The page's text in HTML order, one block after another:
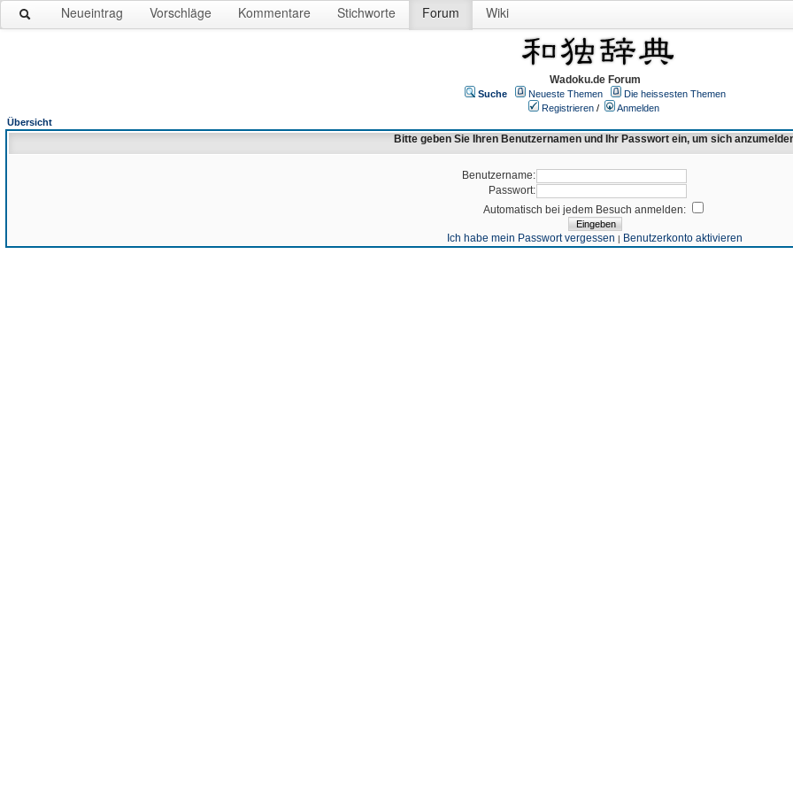
Neueintrag Vorschläge Kommentare Stichworte Forum Wiki
Wadoku.de Forum
Suche Neueste Themen
Die heissesten Themen
Registrieren /
Anmelden
Übersicht
Bitte geben Sie Ihren Benutzernamen und Ihr Passwort ein, um sich
Benutzername:
Passwort:
Automatisch bei jedem Besuch anmelden:
Ich habe mein Passwort vergessen | Benutzerkonto aktivieren